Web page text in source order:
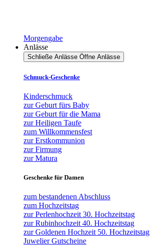
Morgengabe
Anlässe
Schließe Anlässe Öffne Anlässe
Schmuck-Geschenke
Kinderschmuck
zur Geburt fürs Baby
zur Geburt für die Mama
zur Heiligen Taufe
zum Willkommensfest
zur Erstkommunion
zur Firmung
zur Matura
Geschenke für Damen
zum bestandenen Abschluss
zum Hochzeitstag
zur Perlenhochzeit 30. Hochzeitstag
zur Rubinhochzeit 40. Hochzeitstag
zur Goldenen Hochzeit 50. Hochzeitstag
Juwelier Gutscheine